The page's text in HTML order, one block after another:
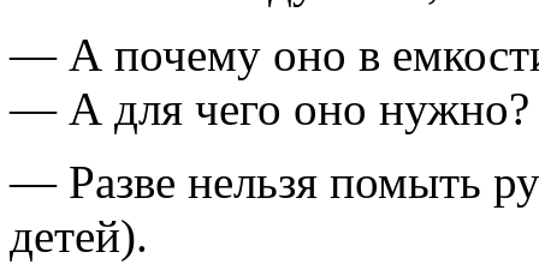
— А почему оно в
— А для чего оно
— Разве нельзя помыть
детей).